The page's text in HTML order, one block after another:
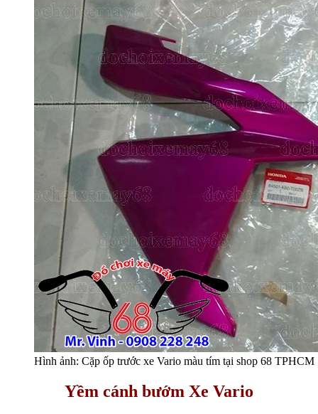
Hình ảnh: Cặp ốp trước xe Vario màu tím tại shop 68 TPHCM
Yềm cánh bướm Xe Vario